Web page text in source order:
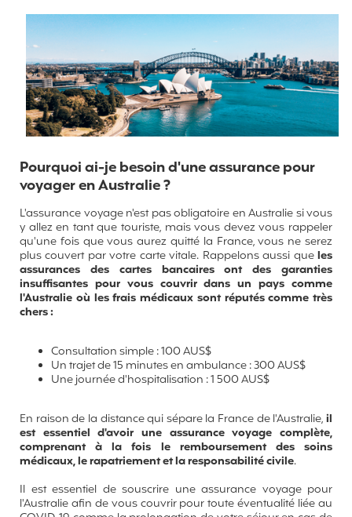
Pourquoi ai-je besoin d'une assurance pour
voyager en Australie ?
L'assurance voyage n'est pas obligatoire en Australie si vous
y allez en tant que touriste, mais vous devez vous rappeler
qu'une fois que vous aurez quitté la France, vous ne serez
plus couvert par votre carte vitale. Rappelons aussi queles
assurances des cartes bancaires ont des garanties
insuffisantes pour vous couvrir dans un pays comme
l'Australie où les frais médicaux sont réputés comme très
chers :
Consultation simple : 100 AUS$
Un trajet de 15 minutes en ambulance : 300 AUS$
Une journée d'hospitalisation : 1 500 AUS$
En raison de la distance qui sépare la France de l'Australie,il
est essentiel d'avoir une assurance voyage complète,
comprenant à la fois le remboursement des soins
médicaux, le rapatriement et la responsabilité civile.
Il est essentiel de souscrire une assurance voyage pour
l'Australie afin de vous couvrir pour toute éventualité liée au